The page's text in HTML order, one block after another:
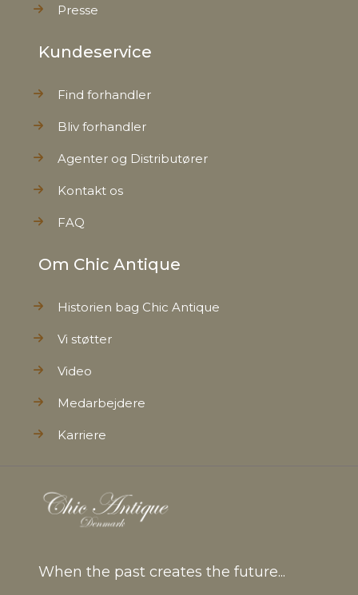
Presse
Kundeservice
Find forhandler
Bliv forhandler
Agenter og Distributører
Kontakt os
FAQ
Om Chic Antique
Historien bag Chic Antique
Vi støtter
Video
Medarbejdere
Karriere
When the past creates the future...